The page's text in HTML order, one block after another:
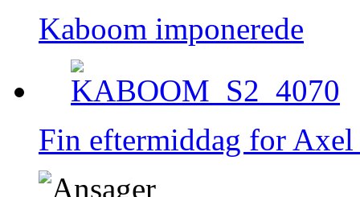
Kaboom imponerede
Fin eftermiddag for Axel